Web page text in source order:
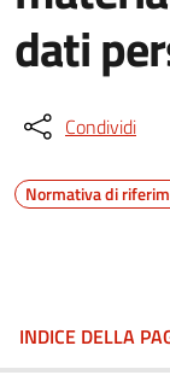
dati
Condividi
Normativa di
INDICE DELLA